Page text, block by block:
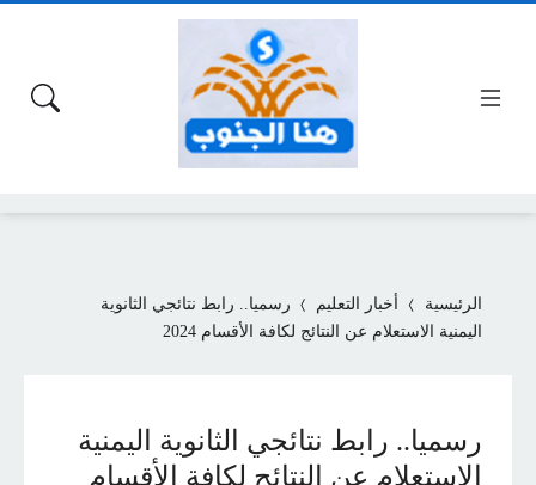
الرئيسية أخبار التعليم
رسميا.. رابط نتائجي الثانوية
اليمنية الاستعلام عن النتائج لكافة الأقسام 2024
رسميا.. رابط نتائجي الثانوية اليمنية
الاستعلام عن النتائج لكافة الأقسام